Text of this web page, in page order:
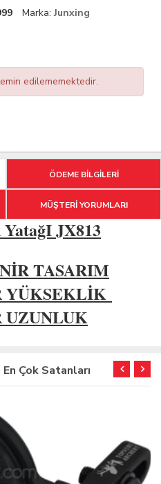
Marka:Junxing
edilememektedir.
ÖDEME BİLGİLERİ
MÜŞTERİ YORUMLARI
JX813
TASARIM
YÜKSEKLİK
Çok Satanları